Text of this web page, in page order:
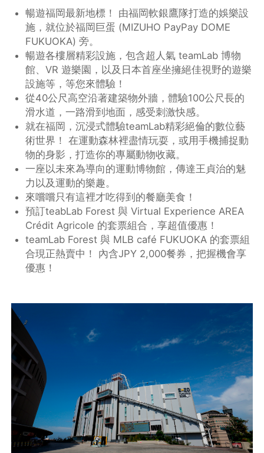
暢遊福岡最新地標！ 由福岡軟銀鷹隊打造的娛樂設
施，就位於福岡巨蛋 (MIZUHO PayPay DOME
FUKUOKA) 旁。
暢遊各樓層精彩設施，包含超人氣 teamLab 博物
館、VR 遊樂園，以及日本首座坐擁絕佳視野的遊樂
設施等，等您來體驗！
從40公尺高空沿著建築物外牆，體驗100公尺長的
滑水道，一路滑到地面，感受刺激快感。
就在福岡，沉浸式體驗teamLab精彩絕倫的數位藝
術世界！ 在運動森林裡盡情玩耍，或用手機捕捉動
物的身影，打造你的專屬動物收藏。
一座以未來為導向的運動博物館，傳達王貞治的魅
力以及運動的樂趣。
來嚐嚐只有這裡才吃得到的餐廳美食！
預訂teabLab Forest 與 Virtual Experience AREA
Crédit Agricole 的套票組合，享超值優惠！
teamLab Forest 與 MLB café FUKUOKA 的套票組
合現正熱賣中！ 內含JPY 2,000餐券，把握機會享
優惠！